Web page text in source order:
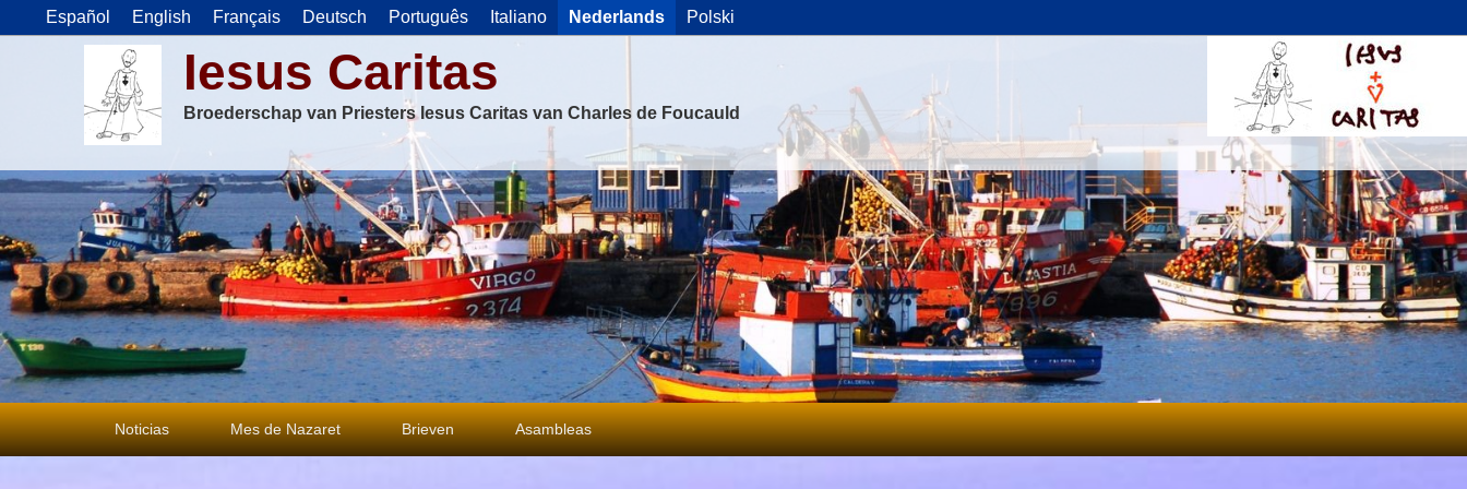
Español English Français Deutsch Português Italiano Nederlands Polski
Iesus Caritas
Broederschap van Priesters Iesus Caritas van Charles de Foucauld
Primair
menu
Noticias Mes de Nazaret Brieven Asambleas